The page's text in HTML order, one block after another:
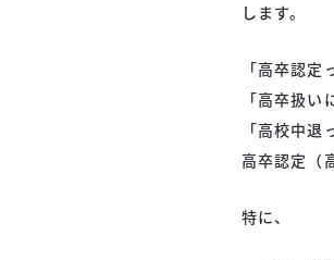
します。
「高卒認定
「高卒扱い
「高校中
高卒認定（
特に、